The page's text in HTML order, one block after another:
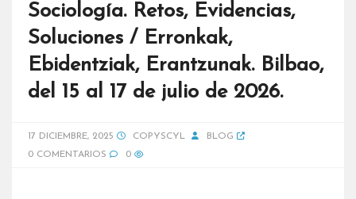
Sociología. Retos, Evidencias,
Soluciones / Erronkak,
Ebidentziak, Erantzunak. Bilbao,
del 15 al 17 de julio de 2026.
17 DICIEMBRE, 2025 COPYSCYL
BLOG
0 COMENTARIOS
0